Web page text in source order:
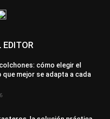
EDITOR
cómo elegir el
que mejor se adapta a cada